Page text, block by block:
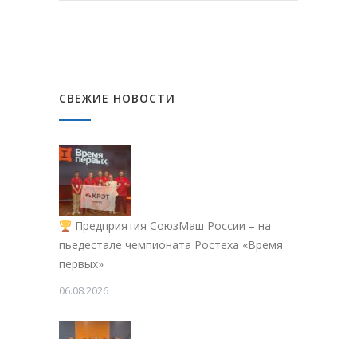
СВЕЖИЕ НОВОСТИ
Предприятия СоюзМаш России – на
пьедестале чемпионата Ростеха «Время
первых»
06.08.2026